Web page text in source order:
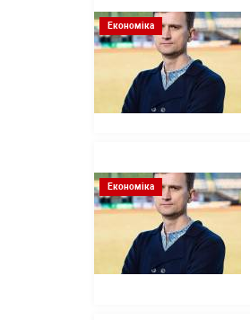
Економіка
Економіка